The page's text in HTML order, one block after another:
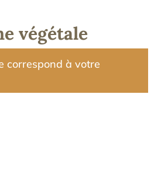
végétale
correspond à votre